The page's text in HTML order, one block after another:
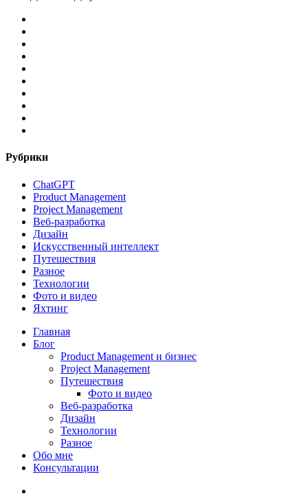
Рубрики
ChatGPT
Product Management
Project Management
Веб-разработка
Дизайн
Искусственный интеллект
Путешествия
Разное
Технологии
Фото и видео
Яхтинг
Close
Menu
Главная
Блог
Product Management и бизнес
Project Management
Путешествия
Фото и видео
Веб-разработка
Дизайн
Технологии
Разное
Обо мне
Консультации